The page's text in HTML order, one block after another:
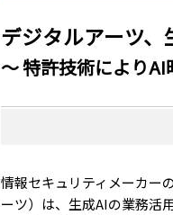
デジタルアーツ
〜 特許技術により
情報セキュリティメーカー
ーツ）は、生成AIの業務活